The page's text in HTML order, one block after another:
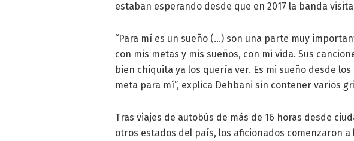
estaban esperando desde que en 2017 la banda
“Para mí es un sueño (…) son una parte muy
con mis metas y mis sueños, con mi vida. Sus
bien chiquita ya los quería ver. Es mi sueño desde
meta para mí”, explica Dehbani sin contener varios
Tras viajes de autobús de más de 16 horas desde
otros estados del país, los aficionados comenzaron